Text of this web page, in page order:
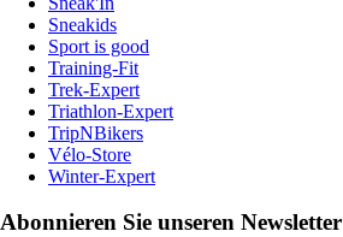
Sneakids
Sport is good
Training-Fit
Trek-Expert
Triathlon-Expert
TripNBikers
Vélo-Store
Winter-Expert
Abonnieren Sie unseren Newsletter